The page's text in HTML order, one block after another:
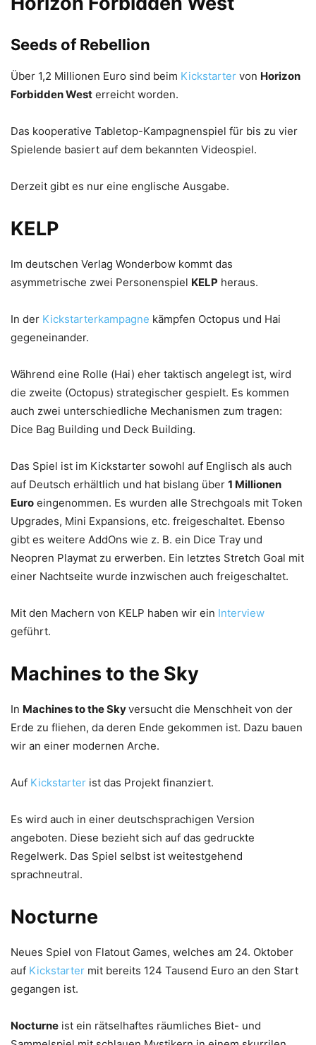
Seeds of Rebellion
Über 1,2 Millionen Euro sind beim Kickstarter von Horizon
Forbidden West erreicht worden.
Das kooperative Tabletop-Kampagnenspiel für bis zu vier
Spielende basiert auf dem bekannten Videospiel.
Derzeit gibt es nur eine englische Ausgabe.
KELP
Im deutschen Verlag Wonderbow kommt das
asymmetrische zwei Personenspiel KELP heraus.
In der Kickstarterkampagne kämpfen Octopus und Hai
gegeneinander.
Während eine Rolle (Hai) eher taktisch angelegt ist, wird
die zweite (Octopus) strategischer gespielt. Es kommen
auch zwei unterschiedliche Mechanismen zum tragen:
Dice Bag Building und Deck Building.
Das Spiel ist im Kickstarter sowohl auf Englisch als auch
auf Deutsch erhältlich und hat bislang über 1 Millionen
Euro eingenommen. Es wurden alle Strechgoals mit Token
Upgrades, Mini Expansions, etc. freigeschaltet. Ebenso
gibt es weitere AddOns wie z. B. ein Dice Tray und
Neopren Playmat zu erwerben. Ein letztes Stretch Goal mit
einer Nachtseite wurde inzwischen auch freigeschaltet.
Mit den Machern von KELP haben wir ein Interview
geführt.
Machines to the Sky
In Machines to the Skyversucht die Menschheit von der
Erde zu fliehen, da deren Ende gekommen ist. Dazu bauen
wir an einer modernen Arche.
Auf Kickstarter ist das Projekt finanziert.
Es wird auch in einer deutschsprachigen Version
angeboten. Diese bezieht sich auf das gedruckte
Regelwerk. Das Spiel selbst ist weitestgehend
sprachneutral.
Nocturne
Neues Spiel von Flatout Games, welches am 24. Oktober
auf Kickstarter mit bereits 124 Tausend Euro an den Start
gegangen ist.
Nocturne ist ein rätselhaftes räumliches Biet- und